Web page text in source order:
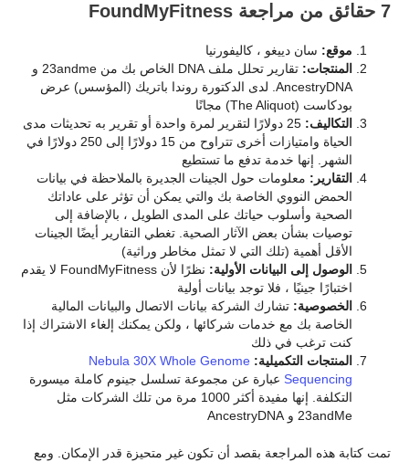
7 حقائق من مراجعة FoundMyFitness
موقع: سان دييغو ، كاليفورنيا
المنتجات:
تقارير تحلل ملف DNA الخاص بك من 23andme و
AncestryDNA. لدى الدكتورة روندا باتريك (المؤسس) عرض
بودكاست (The Aliquot) مجانًا
التكاليف:
25 دولارًا لتقرير لمرة واحدة أو تقرير به تحديثات مدى
الحياة وامتيازات أخرى تتراوح من 15 دولارًا إلى 250 دولارًا في
الشهر. إنها خدمة تدفع ما تستطيع
التقارير: معلومات حول الجينات الجديرة بالملاحظة في بيانات
الحمض النووي الخاصة بك والتي يمكن أن تؤثر على عاداتك
الصحية وأسلوب حياتك على المدى الطويل ، بالإضافة إلى
توصيات بشأن بعض الآثار الصحية. تغطي التقارير أيضًا الجينات
الأقل أهمية (تلك التي لا تمثل مخاطر وراثية)
الوصول إلى البيانات الأولية:
نظرًا لأن FoundMyFitness لا يقدم
اختبارًا جينيًا ، فلا توجد بيانات أولية
الخصوصية: تشارك الشركة بيانات الاتصال والبيانات المالية
الخاصة بك مع خدمات شركائها ، ولكن يمكنك إلغاء الاشتراك إذا
كنت ترغب في ذلك
المنتجات التكميلية: Nebula 30X Whole Genome
Sequencing عبارة عن مجموعة تسلسل جينوم كاملة ميسورة
التكلفة. إنها مفيدة أكثر 1000 مرة من تلك الشركات مثل
23andMe و AncestryDNA
تمت كتابة هذه المراجعة بقصد أن تكون غير متحيزة قدر الإمكان. ومع